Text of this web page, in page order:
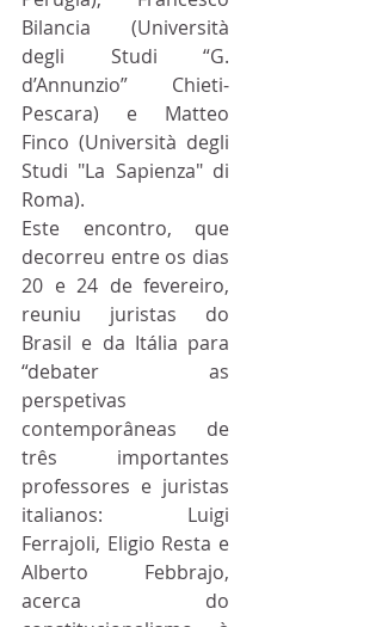
Bilancia (Università
degli Studi “G.
d’Annunzio” Chieti-
Pescara) e Matteo
Finco (Università degli
Studi "La Sapienza" di
Roma).
Este encontro, que
decorreu entre os dias
20 e 24 de fevereiro,
reuniu juristas do
Brasil e da Itália para
“debater as
perspetivas
contemporâneas de
três importantes
professores e juristas
italianos: Luigi
Ferrajoli, Eligio Resta e
Alberto Febbrajo,
acerca do